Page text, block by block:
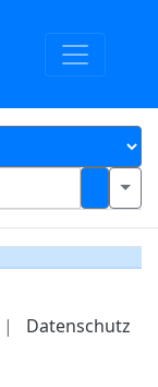
| Datenschutz